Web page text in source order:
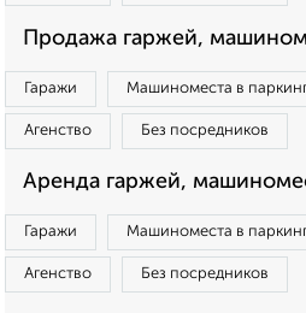
Продажа гаржей,
Гаражи Машиноместа в
Агенство Без посредников
Аренда гаржей,
Гаражи Машиноместа в
Агенство Без посредников